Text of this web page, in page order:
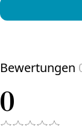
Bewertungen
0